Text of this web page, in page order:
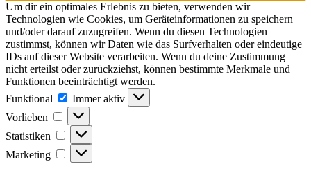
Um dir ein optimales Erlebnis zu bieten, verwenden wir
Technologien wie Cookies, um Geräteinformationen zu speichern
und/oder darauf zuzugreifen. Wenn du diesen Technologien
zustimmst, können wir Daten wie das Surfverhalten oder eindeutige
IDs auf dieser Website verarbeiten. Wenn du deine Zustimmung
nicht erteilst oder zurückziehst, können bestimmte Merkmale und
Funktionen beeinträchtigt werden.
Funktional
Funktional
Immer aktiv
Vorlieben
Vorlieben
Statistiken Statistiken
Marketing Marketing